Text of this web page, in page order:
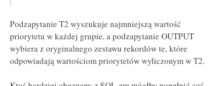
Podzapytanie T2 wyszukuje najmniejszą wartość
priorytetu w każdej grupie, a podzapytanie OUTPUT
wybiera z oryginalnego zestawu rekordów te, które
odpowiadają wartościom priorytetów wyliczonym w T2.